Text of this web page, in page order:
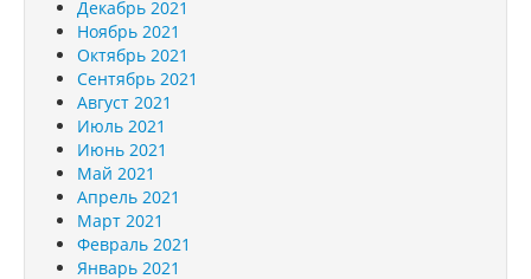
Декабрь 2021
Ноябрь 2021
Октябрь 2021
Сентябрь 2021
Август 2021
Июль 2021
Июнь 2021
Май 2021
Апрель 2021
Март 2021
Февраль 2021
Январь 2021